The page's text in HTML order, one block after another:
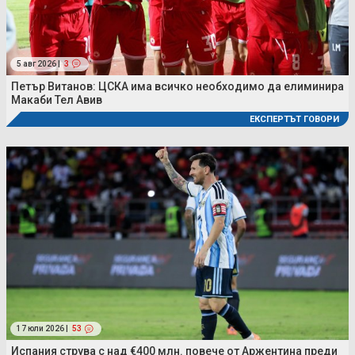
5 авг 2026 | 3
Петър Витанов: ЦСКА има всичко необходимо да елиминира
Макаби Тел Авив
ЕКСПЕРТЪТ ГОВОРИ
17 юли 2026 | 53
Испания струва с над €400 млн. повече от Аржентина преди